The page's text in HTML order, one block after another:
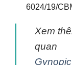
6024/19/
Xem
quan
Gynopic